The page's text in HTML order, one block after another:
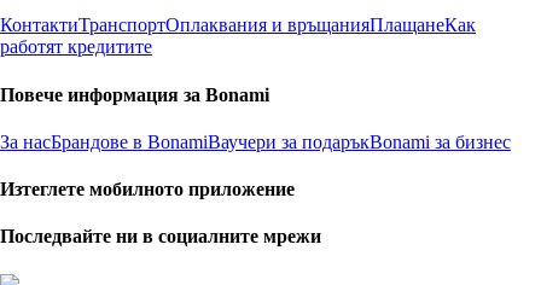
КонтактиТранспортОплаквания и връщанияПлащанеКак
работят кредитите
Повече информация за Bonami
За насБрандове в BonamiВаучери за подаръкBonami за бизнес
Изтеглете мобилното приложение
Последвайте ни в социалните мрежи